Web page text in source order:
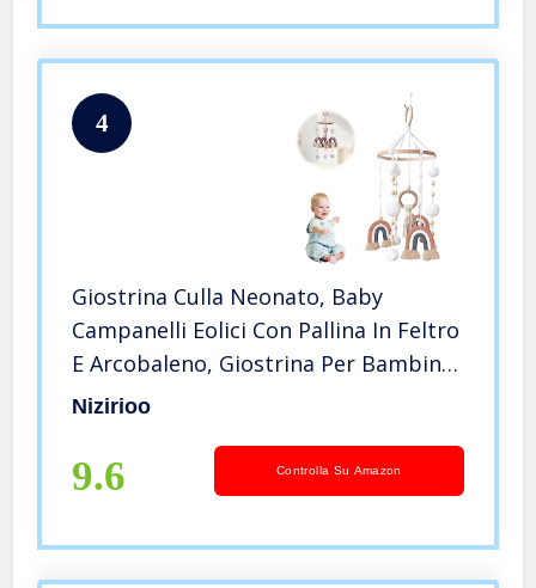
4
Giostrina Culla Neonato, Baby
Campanelli Eolici Con Pallina In Feltro
E Arcobaleno, Giostrina Per Bambini
Fatta A Mano Appendere Al
Per Culla Decorazione (Bianco)
Nizirioo
9.6 Controlla Su Amazon